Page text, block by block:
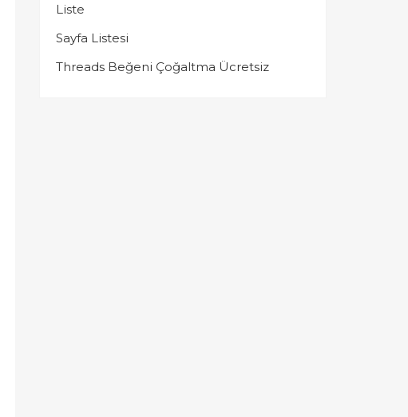
Liste
Sayfa Listesi
Threads Beğeni Çoğaltma Ücretsiz